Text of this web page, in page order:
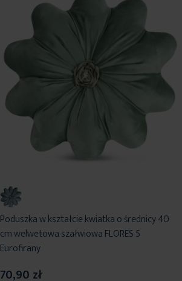
Poduszka w kształcie kwiatka o średnicy 40
cm welwetowa szałwiowa FLORES 5
Eurofirany
70,90 zł